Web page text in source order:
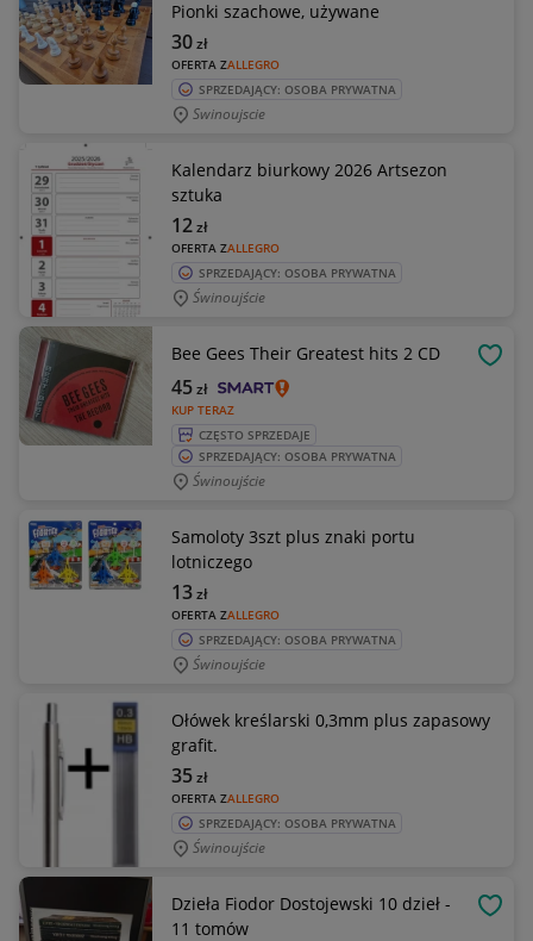
Pionki szachowe, używane
OFERTA ZALLEGRO
30zł
SPRZEDAJĄCY: OSOBA PRYWATNA
Swinoujscie
Kalendarz biurkowy 2026 Artsezon
sztuka
OFERTA ZALLEGRO
12zł
SPRZEDAJĄCY: OSOBA PRYWATNA
Świnoujście
Bee Gees Their Greatest hits 2 CD
KUP TERAZ
45zł
CZĘSTO SPRZEDAJE
SPRZEDAJĄCY: OSOBA PRYWATNA
Świnoujście
Samoloty 3szt plus znaki portu
lotniczego
OFERTA ZALLEGRO
13zł
SPRZEDAJĄCY: OSOBA PRYWATNA
Świnoujście
Ołówek kreślarski 0,3mm plus zapasowy
grafit.
OFERTA ZALLEGRO
35zł
SPRZEDAJĄCY: OSOBA PRYWATNA
Świnoujście
Dzieła Fiodor Dostojewski 10 dzieł -
11 tomów